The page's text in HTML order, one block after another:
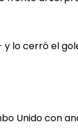
lo cerró el
Unido